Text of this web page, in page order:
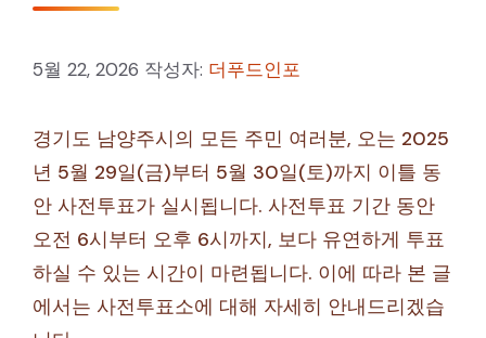
5월 22, 2026 작성자: 더푸드인포
경기도 남양주시의 모든 주민 여러분, 오는 2025
년 5월 29일(금)부터 5월 30일(토)까지 이틀 동
안 사전투표가 실시됩니다. 사전투표 기간 동안
오전 6시부터 오후 6시까지, 보다 유연하게 투표
하실 수 있는 시간이 마련됩니다. 이에 따라 본 글
에서는 사전투표소에 대해 자세히 안내드리겠습